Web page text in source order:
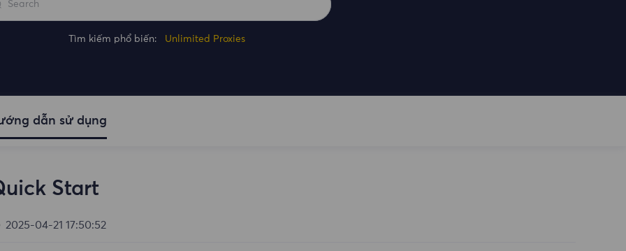
Tìm kiếm phổ biến: Unlimited Proxies
dẫn sử dụng
Start
2025-04-21 17:50:52